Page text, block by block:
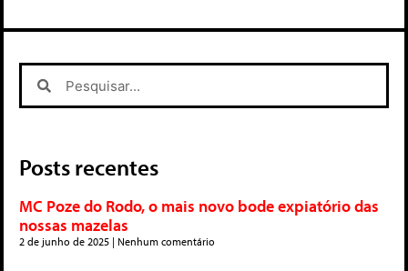
Posts recentes
MC Poze do Rodo, o mais novo bode expiatório das
nossas mazelas
2 de junho de 2025 Nenhum comentário